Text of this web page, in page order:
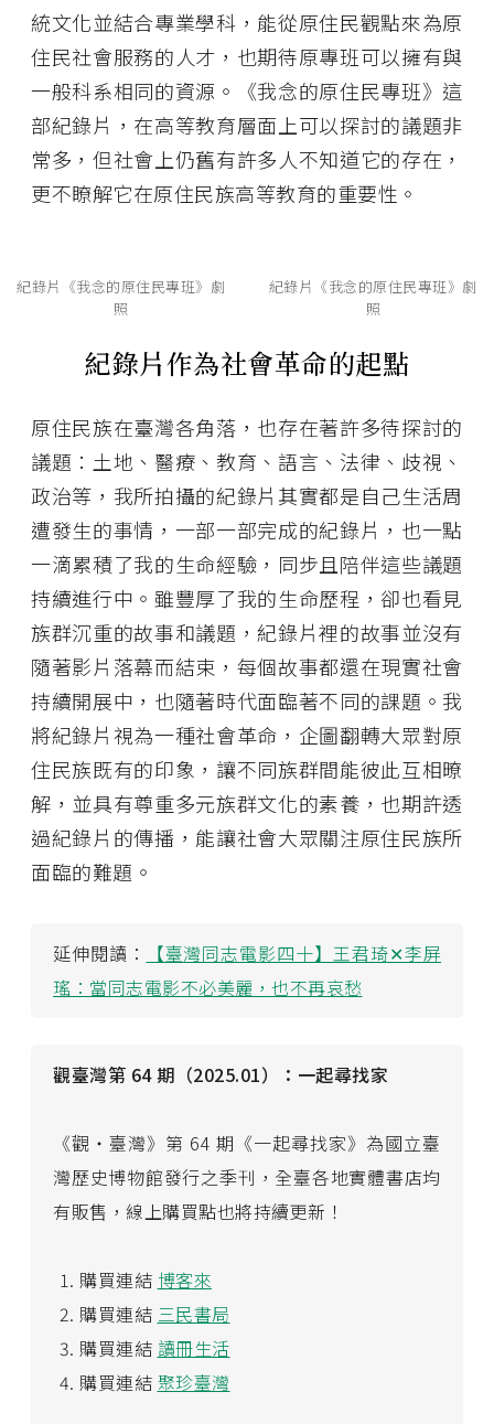
統文化並結合專業學科，能從原住民觀點來為原
住民社會服務的人才，也期待原專班可以擁有與
一般科系相同的資源。《我念的原住民專班》這
部紀錄片，在高等教育層面上可以探討的議題非
常多，但社會上仍舊有許多人不知道它的存在，
更不瞭解它在原住民族高等教育的重要性。
紀錄片《我念的原住民專班》劇
照
紀錄片《我念的原住民專班》劇
照
紀錄片作為社會革命的起點
原住民族在臺灣各角落，也存在著許多待探討的
議題：土地、醫療、教育、語言、法律、歧視、
政治等，我所拍攝的紀錄片其實都是自己生活周
遭發生的事情，一部一部完成的紀錄片，也一點
一滴累積了我的生命經驗，同步且陪伴這些議題
持續進行中。雖豐厚了我的生命歷程，卻也看見
族群沉重的故事和議題，紀錄片裡的故事並沒有
隨著影片落幕而結束，每個故事都還在現實社會
持續開展中，也隨著時代面臨著不同的課題。我
將紀錄片視為一種社會革命，企圖翻轉大眾對原
住民族既有的印象，讓不同族群間能彼此互相暸
解，並具有尊重多元族群文化的素養，也期許透
過紀錄片的傳播，能讓社會大眾關注原住民族所
面臨的難題。
延伸閱讀：
【臺灣同志電影四十】王君琦✕李屏
瑤：當同志電影不必美麗，也不再哀愁
觀臺灣第 64 期（2025.01）：一起尋找家
《觀・臺灣》第 64 期《一起尋找家》為國立臺
灣歷史博物館發行之季刊，全臺各地實體書店均
有販售，線上購買點也將持續更新！
購買連結 博客來
購買連結 三民書局
購買連結 讀冊生活
購買連結 聚珍臺灣